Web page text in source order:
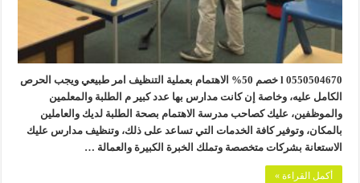
0550504670 l خصم 50% الاهتمام بعملية التنظيف امر طبيعي ويجب الحرص
الكامل عليه، وخاصة إن كانت مدارس بها عدد كبير م الطلبة والمعلمين
والموظفين، عليك كصاحب مدرسة الاهتمام بصحة الطلبة لديك والعاملين
بالمكان، وتوفير كافة الخدمات التي تساعد على ذلك، وتنظيف مدارس عليك
الاستعانة بشركات متخصصة وتملك الخبرة الكبيرة والعمالة …
أكمل القراءة »